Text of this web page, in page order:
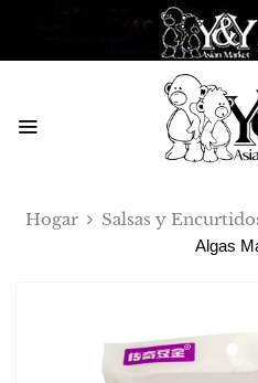
Hogar Salsas y
Algas